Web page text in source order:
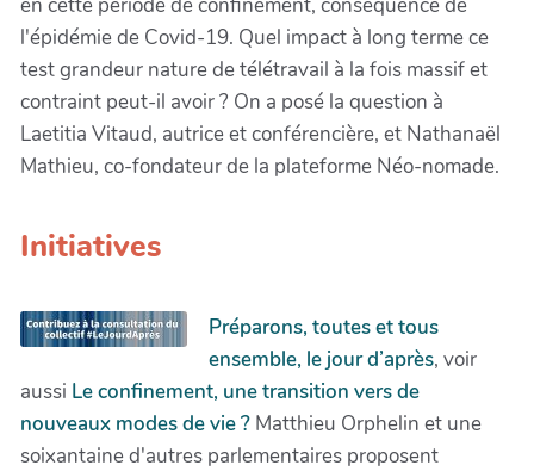
en cette période de confinement, conséquence de
l'épidémie de Covid-19. Quel impact à long terme ce
test grandeur nature de télétravail à la fois massif et
contraint peut-il avoir ? On a posé la question à
Laetitia Vitaud, autrice et conférencière, et Nathanaël
Mathieu, co-fondateur de la plateforme Néo-nomade.
Initiatives
Préparons, toutes et tous
ensemble, le jour d’après, voir
aussi Le confinement, une transition vers de
nouveaux modes de vie ? Matthieu Orphelin et une
soixantaine d'autres parlementaires proposent